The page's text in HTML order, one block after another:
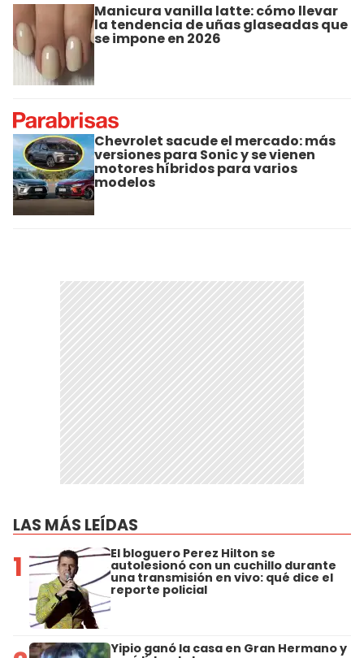
Manicura vanilla latte: cómo llevar
la tendencia de uñas glaseadas que
se impone en 2026
Chevrolet sacude el mercado: más
versiones para Sonic y se vienen
motores híbridos para varios
modelos
LAS MÁS LEÍDAS
1 El bloguero Perez Hilton se
autolesionó con un cuchillo durante
una transmisión en vivo: qué dice el
reporte policial
Yipio ganó la casa en Gran Hermano y